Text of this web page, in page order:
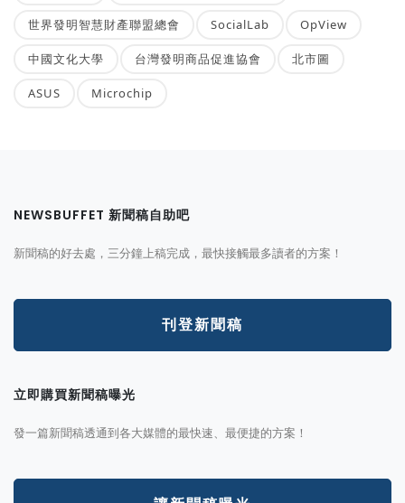
世界發明智慧財產聯盟總會 SocialLab OpView
中國文化大學 台灣發明商品促進協會 北市圖
ASUS Microchip
NEWSBUFFET 新聞稿自助吧
新聞稿的好去處，三分鐘上稿完成，最快接觸最多讀者的方案！
刊登新聞稿
立即購買新聞稿曝光
發一篇新聞稿透通到各大媒體的最快速、最便捷的方案！